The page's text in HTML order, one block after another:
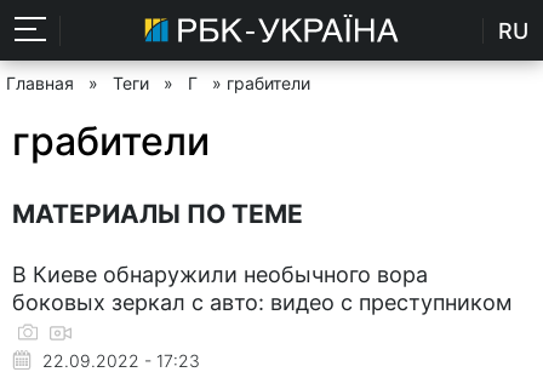
RU
Главная » Теги » Г » грабители
грабители
МАТЕРИАЛЫ ПО ТЕМЕ
В Киеве обнаружили необычного вора
боковых зеркал с авто: видео с преступником
22.09.2022 - 17:23